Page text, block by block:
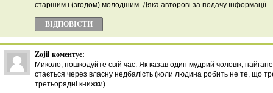
старшим і (згодом) молодшим. Дяка авторові за подачу інформації.
ВІДПОВІCТИ
Zojil коментує:
Миколо, пошкодуйте свій час. Як казав один мудрий чоловік,
стається через власну недбалість (коли людина робить не те, що
третьорядні книжки).